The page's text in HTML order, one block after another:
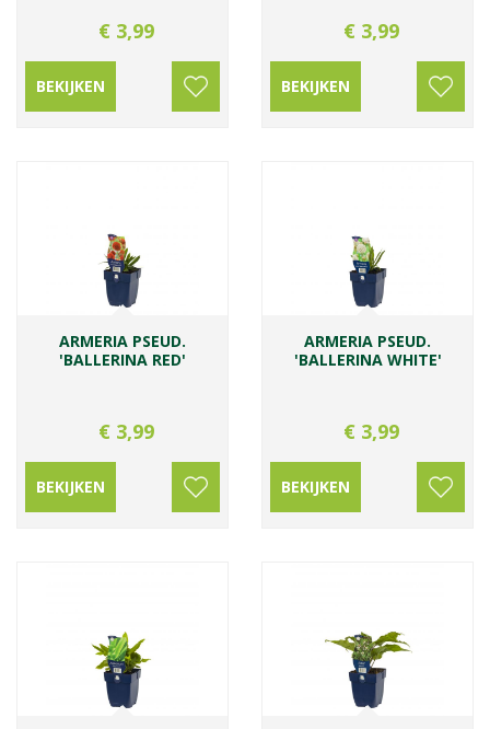
€ 3,99
BEKIJKEN
€ 3,99
BEKIJKEN
ARMERIA PSEUD.
'BALLERINA RED'
€ 3,99
BEKIJKEN
ARMERIA PSEUD.
'BALLERINA WHITE'
€ 3,99
BEKIJKEN